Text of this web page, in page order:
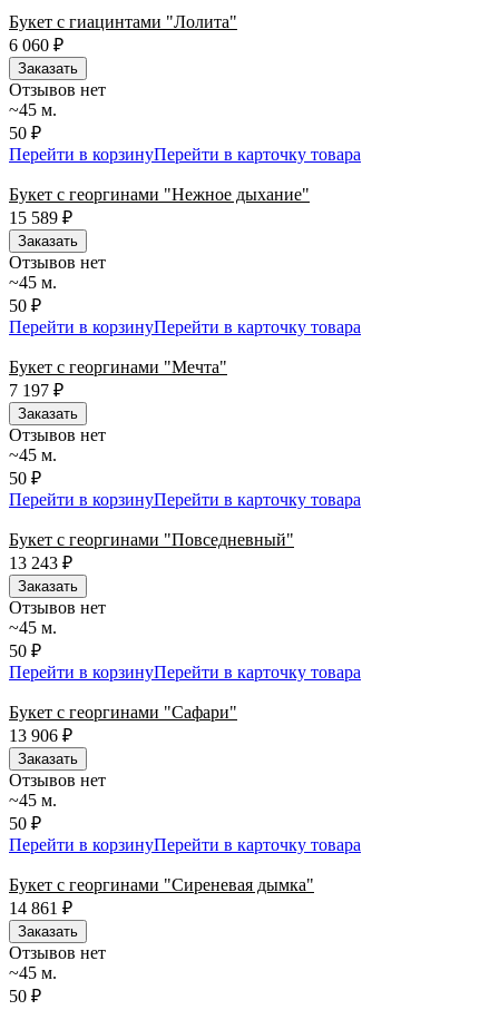
Букет с гиацинтами "Лолита"
6 060 ₽
Заказать
Отзывов нет
~45 м.
50 ₽
Перейти в корзинуПерейти в карточку товара
Букет с георгинами "Нежное дыхание"
15 589 ₽
Заказать
Отзывов нет
~45 м.
50 ₽
Перейти в корзинуПерейти в карточку товара
Букет с георгинами "Мечта"
7 197 ₽
Заказать
Отзывов нет
~45 м.
50 ₽
Перейти в корзинуПерейти в карточку товара
Букет с георгинами "Повседневный"
13 243 ₽
Заказать
Отзывов нет
~45 м.
50 ₽
Перейти в корзинуПерейти в карточку товара
Букет с георгинами "Сафари"
13 906 ₽
Заказать
Отзывов нет
~45 м.
50 ₽
Перейти в корзинуПерейти в карточку товара
Букет с георгинами "Сиреневая дымка"
14 861
₽
Заказать
Отзывов нет
~45 м.
50 ₽